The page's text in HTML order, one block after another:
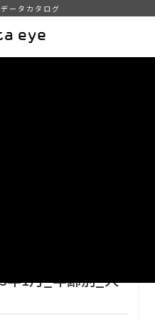
ータカタログ
年1月_年齢別_人